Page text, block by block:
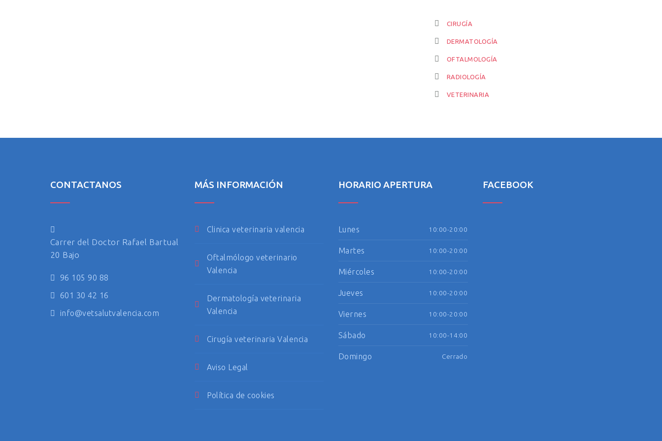
CIRUGÍA
DERMATOLOGÍA
OFTALMOLOGÍA
RADIOLOGÍA
VETERINARIA
CONTACTANOS
Carrer del Doctor Rafael Bartual
20 Bajo
96 105 90 88
601 30 42 16
info@vetsalutvalencia.com
MÁS INFORMACIÓN
Clinica veterinaria valencia
Oftalmólogo veterinario
Valencia
Dermatología veterinaria
Valencia
Cirugía veterinaria Valencia
Aviso Legal
Política de cookies
HORARIO APERTURA
Lunes 10:00-20:00
Martes 10:00-20:00
Miércoles 10:00-20:00
Jueves 10:00-20:00
Viernes 10:00-20:00
Sábado 10:00-14:00
Domingo Cerrado
FACEBOOK